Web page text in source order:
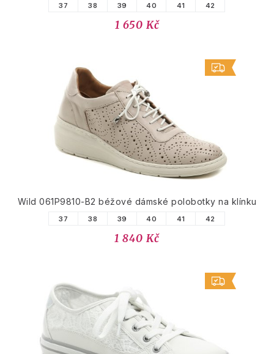
37 38 39 40 41 42
1 650 Kč
Wild 061P9810-B2 béžové dámské polobotky na klínku
37 38 39 40 41 42
1 840 Kč